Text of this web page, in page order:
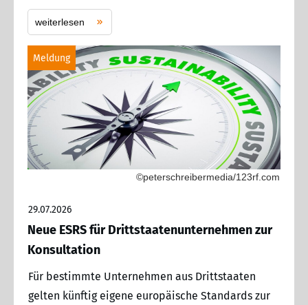
weiterlesen
Meldung
©peterschreibermedia/123rf.com
29.07.2026
Neue ESRS für Drittstaatenunternehmen zur
Konsultation
Für bestimmte Unternehmen aus Drittstaaten
gelten künftig eigene europäische Standards zur